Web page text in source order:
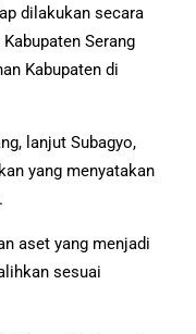
dilakukan secara
Serang
Kabupaten di
lanjut Subagyo,
yang menyatakan
aset yang menjadi
sesuai